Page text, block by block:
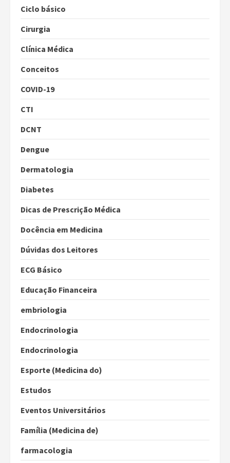
Ciclo básico
Cirurgia
Clínica Médica
Conceitos
COVID-19
CTI
DCNT
Dengue
Dermatologia
Diabetes
Dicas de Prescrição Médica
Docência em Medicina
Dúvidas dos Leitores
ECG Básico
Educação Financeira
embriologia
Endocrinologia
Endocrinologia
Esporte (Medicina do)
Estudos
Eventos Universitários
Família (Medicina de)
farmacologia